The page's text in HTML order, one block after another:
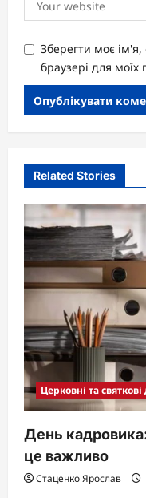
Зберегти моє
браузері для
Related Stories
Церковні та святкові
День
це важливо
Стаценко Ярослав